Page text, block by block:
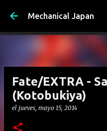
Ir al
Mechanical Japan
Fate/EXTRA -
(Kotobukiya)
el jueves, mayo 15, 2014